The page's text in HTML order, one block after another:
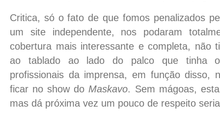
Critica, só o fato de que fomos penalizados
um site independente, nos podaram
cobertura mais interessante e completa, não
ao tablado ao lado do palco que tinha
profissionais da imprensa, em função disso,
ficar no show do Maskavo. Sem mágoas,
mas dá próxima vez um pouco de respeito